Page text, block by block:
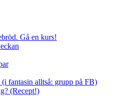
Gå en kurs!
fantasin alltså: grupp på FB)
(Recept!)